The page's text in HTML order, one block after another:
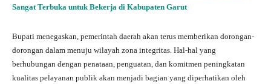
Sangat Terbuka untuk Bekerja di Kabupaten Garut
Bupati menegaskan, pemerintah daerah akan terus memberikan dorongan-
dorongan dalam menuju wilayah zona integritas. Hal-hal yang
berhubungan dengan penataan, penguatan, dan komitmen peningkatan
kualitas pelayanan publik akan menjadi bagian yang diperhatikan oleh